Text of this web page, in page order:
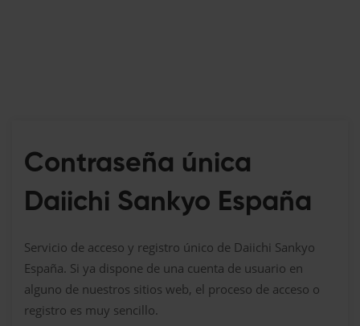
Contraseña única
Daiichi Sankyo España
Servicio de acceso y registro único de Daiichi Sankyo
España. Si ya dispone de una cuenta de usuario en
alguno de nuestros sitios web, el proceso de acceso o
registro es muy sencillo.